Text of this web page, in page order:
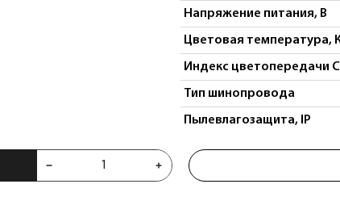
Напряжение питания, В
Цветовая температура,
Индекс цветопередачи
Тип шинопровода
Пылевлагозащита, IP
4000K 360° белый Uno 209947